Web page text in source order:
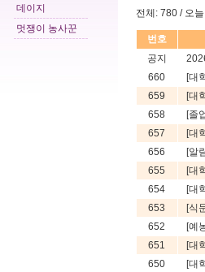
데이지
멋쟁이 농사꾼
전체: 780 / 오
번호
공지
660
[대
659
[대
658
[졸
657
[대
656
[알
655
[대
654
[대
653
[식
652
[예
651
[대
650
[대